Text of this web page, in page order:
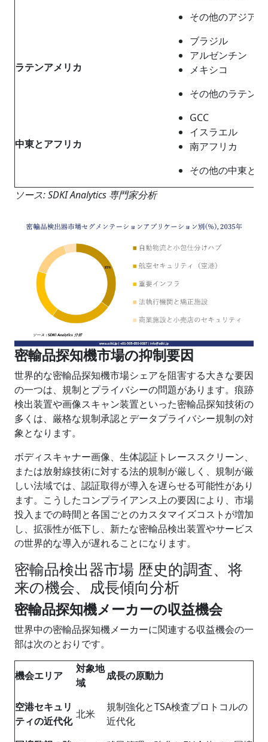
その他のアジア
ラテンアメリカ
ブラジル
アルゼンチン
メキシコ
その他のラテン
中東とアフリカ
GCC
イスラエル
南アフリカ
その他の中東と
ソース: SDKI Analytics 専門家分析
密輸品探知機市場の抑制要因
世界的な密輸品探知機市場シェアを阻害する大きな要因
の一つは、規制とプライバシーの問題があります。痕跡
検出装置や画像スキャン装置といった密輸品探知技術の
多くは、厳格な規制承認とデータプライバシー規制の対
象となります。
ボディスキャナー画像、生体認証トレーススクリーン、
または放射線技術に対する法的規制が厳しく、規制が厳
しい法域では、認証取得が導入を遅らせる可能性があり
ます。こうしたコンプライアンス上の要因により、市場
投入までの時間と各国ごとのカスタマイズコストが増加
し、拡張性が低下し、新たな密輸品検出装置やサービス
の世界的な導入が遅れることになります。
密輸品検出器市場 歴史的調査、将
来の機会、成長傾向分析
密輸品探知機メーカーの収益機会
世界中の密輸品探知機メーカーに関連する収益機会の一
部は次のとおりです。
機会エリア
対象地
域
成長の原動力
空港セキュリ
ティの近代化
北米
規制強化とTSA検査プロトコルの
近代化